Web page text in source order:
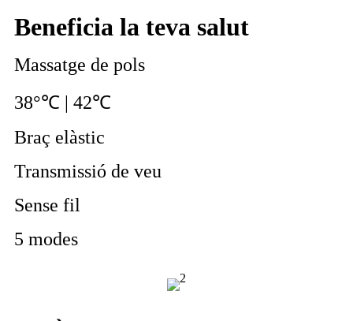
Beneficia la teva salut
Massatge de pols
38°℃ | 42℃
Braç elàstic
Transmissió de veu
Sense fil
5 modes